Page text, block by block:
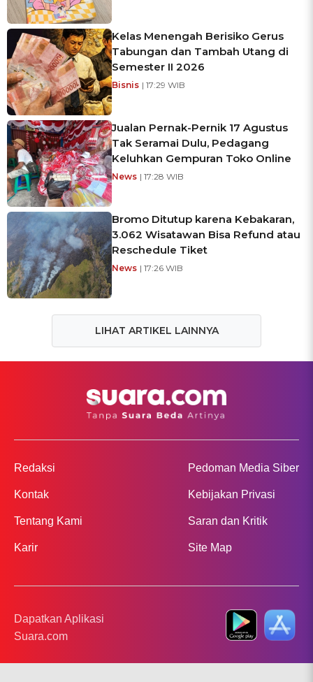
Kelas Menengah Berisiko Gerus
Tabungan dan Tambah Utang di
Semester II 2026
Bisnis | 17:29 WIB
Jualan Pernak-Pernik 17 Agustus
Tak Seramai Dulu, Pedagang
Keluhkan Gempuran Toko Online
News | 17:28 WIB
Bromo Ditutup karena Kebakaran,
3.062 Wisatawan Bisa Refund atau
Reschedule Tiket
News | 17:26 WIB
LIHAT ARTIKEL LAINNYA
Redaksi
Kontak
Tentang Kami
Karir
Pedoman Media Siber
Kebijakan Privasi
Saran dan Kritik
Site Map
Dapatkan Aplikasi
Suara.com